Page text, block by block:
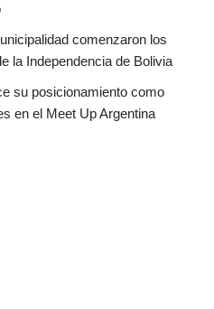
comenzaron los
la Independencia de Bolivia
su posicionamiento como
en el Meet Up Argentina